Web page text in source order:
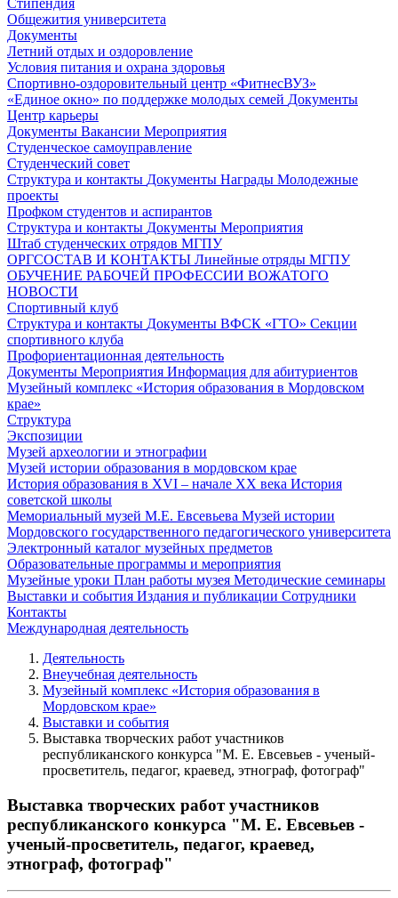
Общежития университета
Документы
Летний отдых и оздоровление
Условия питания и охрана здоровья
Спортивно-оздоровительный центр «ФитнесВУЗ»
«Единое окно» по поддержке молодых семей Документы
Центр карьеры
Документы Вакансии Мероприятия
Студенческое самоуправление
Студенческий совет
Структура и контакты Документы Награды Молодежные
проекты
Профком студентов и аспирантов
Структура и контакты Документы Мероприятия
Штаб студенческих отрядов МГПУ
ОРГСОСТАВ И КОНТАКТЫ Линейные отряды МГПУ
ОБУЧЕНИЕ РАБОЧЕЙ ПРОФЕССИИ ВОЖАТОГО
НОВОСТИ
Спортивный клуб
Структура и контакты Документы ВФСК «ГТО» Секции
спортивного клуба
Профориентационная деятельность
Документы Мероприятия Информация для абитуриентов
Музейный комплекс «История образования в Мордовском
крае»
Структура
Экспозиции
Музей археологии и этнографии
Музей истории образования в мордовском крае
История образования в XVI – начале XX века История
советской школы
Мемориальный музей М.Е. Евсевьева Музей истории
Мордовского государственного педагогического университета
Электронный каталог музейных предметов
Образовательные программы и мероприятия
Музейные уроки План работы музея Методические семинары
Выставки и события Издания и публикации Сотрудники
Контакты
Международная деятельность
Деятельность
Внеучебная деятельность
Музейный комплекс «История образования в
Мордовском крае»
Выставки и события
Выставка творческих работ участников
республиканского конкурса "М. Е. Евсевьев - ученый-
просветитель, педагог, краевед, этнограф, фотограф"
Выставка творческих работ участников
республиканского конкурса "М. Е. Евсевьев -
ученый-просветитель, педагог, краевед,
этнограф, фотограф"